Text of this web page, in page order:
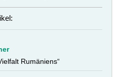
Rumäniens“